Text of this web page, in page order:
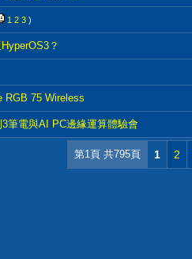
1 2 3 )
？
RGB 75 Wireless
筆電與AI PC邊緣運算體驗會
第1頁 共795頁 1 2